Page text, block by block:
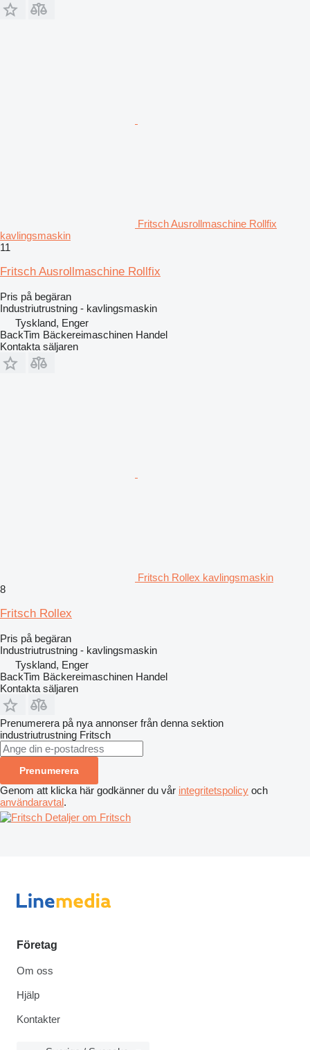
Fritsch Ausrollmaschine Rollfix
kavlingsmaskin
11
Fritsch Ausrollmaschine Rollfix
Pris på begäran
Industriutrustning - kavlingsmaskin
Tyskland, Enger
BackTim Bäckereimaschinen Handel
Kontakta säljaren
Fritsch Rollex kavlingsmaskin
8
Fritsch Rollex
Pris på begäran
Industriutrustning - kavlingsmaskin
Tyskland, Enger
BackTim Bäckereimaschinen Handel
Kontakta säljaren
Prenumerera på nya annonser från denna sektion
industriutrustning Fritsch
Prenumerera
Genom att klicka här godkänner du vår integritetspolicy och
användaravtal.
Detaljer om Fritsch
Företag
Om oss
Hjälp
Kontakter